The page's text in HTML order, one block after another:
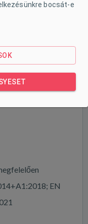
EN
bocsát-e